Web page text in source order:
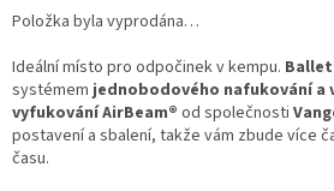
Měrná
cena:
Položka byla vyprodána…
Ideální místo pro odpočinek v kempu.
systémemjednobodového nafukování a
vyfukování AirBeam® od společnosti
postavení a sbalení, takže vám zbude více
času.